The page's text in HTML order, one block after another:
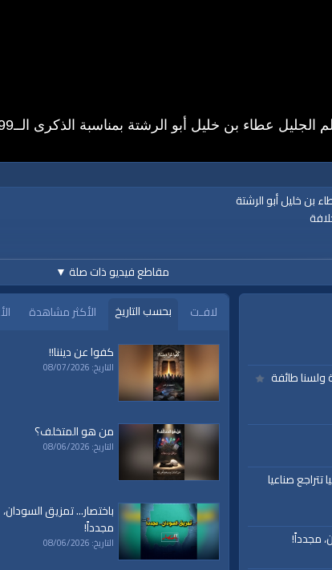
كلمة أمير حزب التحرير العالم الجليل عطاء بن خليل أبو
بن خليل أبو الرشتة
www.alwaqiyah.tv |
الأقصى،|بيت|المقدس، حزب|التحرير،|الخلافة|
كلمة الحق|تفسير |تلاوة|التغيير|النهضة|إقتصاد
مقاطع فيديو ذات صلة ▼
ولسنا طائفة
تتراجع صناعيا
مجدداً!
لافـت بحسب التاريخ الأكثر مشاهدة
كفوا عن ديننا!!
التاريخ: 08/07/2026
من هو المتخلف؟
التاريخ: 08/06/2026
باختصار... تمزيق السودان،
مجدداً!
التاريخ: 08/06/2026